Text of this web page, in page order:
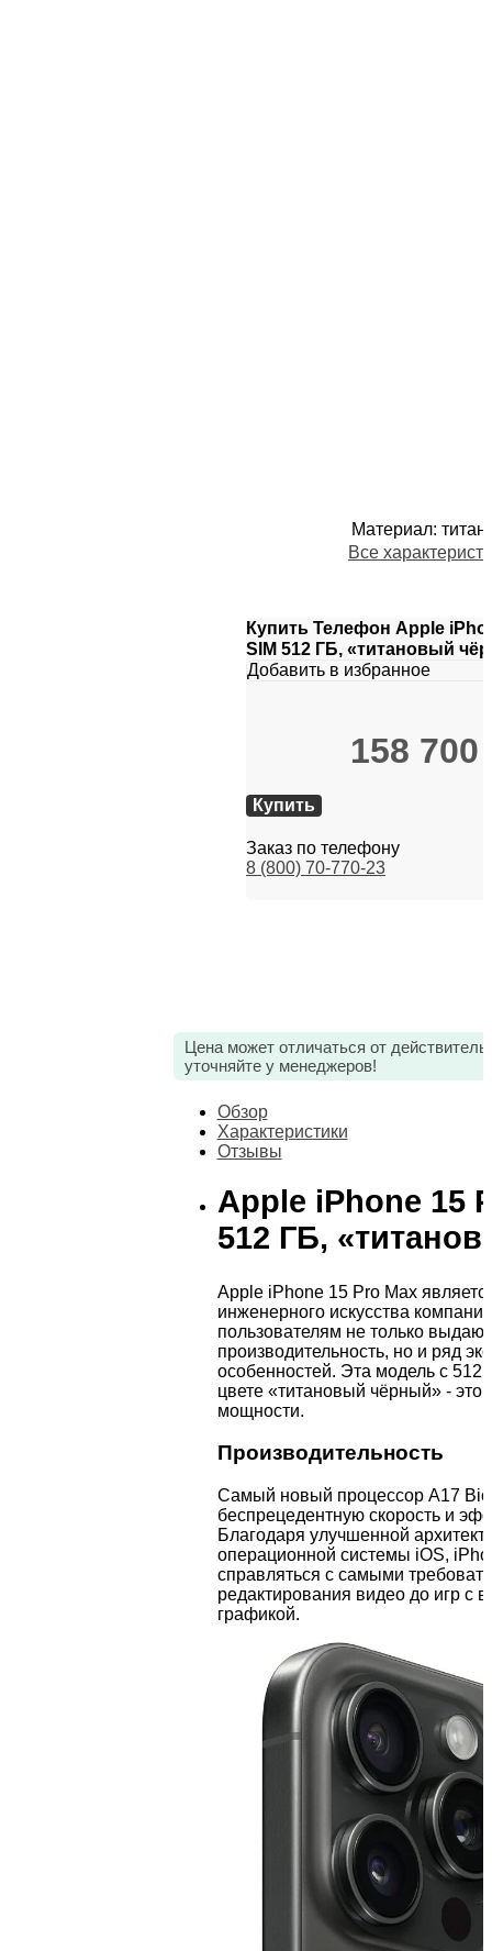
Материал: титан
Все
Купить Телефон Apple
SIM 512 ГБ, «титановый
Добавить в избранное
158 700
Купить
Заказ по телефону
8 (800) 70-770-23
Цена может отличаться от
уточняйте у менеджеров!
Обзор
Характеристики
Отзывы
Apple iPhone 15
512 ГБ,
Apple iPhone 15 Pro Max
инженерного искусства
пользователям не только
производительность, но и ряд
особенностей. Эта модель с 512
цвете «титановый чёрный» - это
мощности.
Производительность
Самый новый процессор A17
беспрецедентную скорость и
Благодаря улучшенной
операционной системы iOS,
справляться с самыми
редактирования видео до игр с
графикой.